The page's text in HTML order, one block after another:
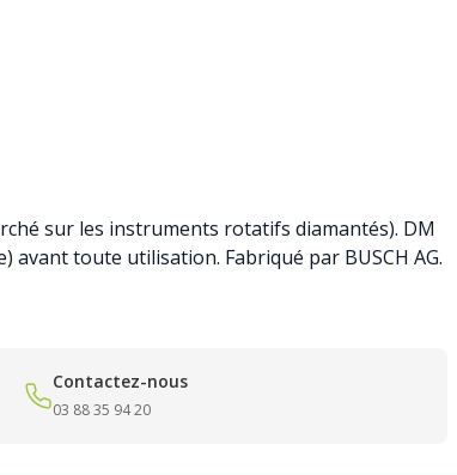
sur les instruments rotatifs diamantés). DM
avant toute utilisation. Fabriqué par BUSCH AG.
Contactez-nous
03 88 35 94 20